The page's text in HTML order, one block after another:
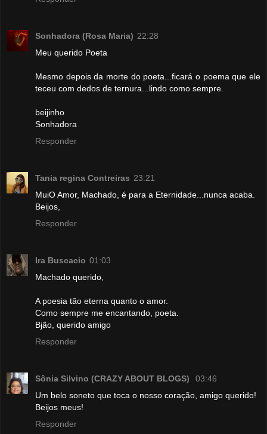
Sonhadora (Rosa Maria) 22:28
Meu querido Poeta
Mesmo depois da morte do poeta...ficará o poema que ele
teceu com dedos de ternura...lindo como sempre.
beijinho
Sonhadora
Responder
Tania regina Contreiras 23:21
MuiO Amor, Machado, é para a Eternidade...nunca acaba.
Beijos,
Responder
Ira Buscacio 01:03
Machado querido,
A poesia tão eterna quanto o amor.
Como sempre me encantando, poeta.
Bjão, querido amigo
Responder
Sônia Silvino (CRAZY ABOUT BLOGS)
03:46
Um belo soneto que toca o nosso coração, amigo querido!
Beijos meus!
Responder